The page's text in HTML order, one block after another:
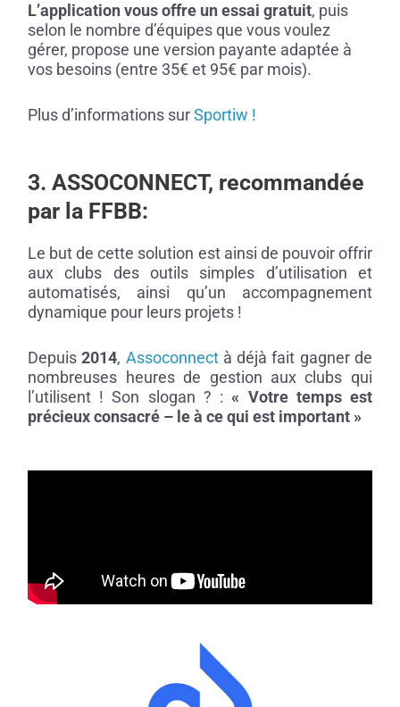
L’application vous offre un essai gratuit, puis
selon le nombre d’équipes que vous voulez
gérer, propose une version payante adaptée à
vos besoins (entre 35€ et 95€ par mois).
Plus d’informations surSportiw !
3. ASSOCONNECT, recommandée
par la FFBB:
Le but de cette solution est ainsi de pouvoir offrir
aux clubs des outils simples d’utilisation et
automatisés, ainsi qu’un accompagnement
dynamique pour leurs projets !
Depuis 2014, Assoconnect à déjà fait gagner de
nombreuses heures de gestion aux clubs qui
l’utilisent !Son slogan ? : « Votre temps est
précieux consacré – le à ce qui est important »